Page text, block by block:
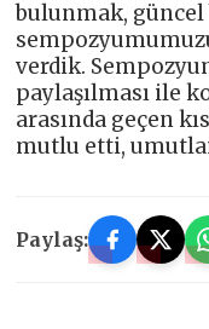
bulunmak,
verdik.
paylaşılması ile
arasında geçen
mutlu etti,
Paylaş: